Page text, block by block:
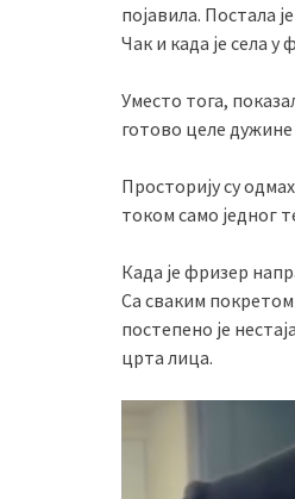
појавила. Постала
Чак и када је села
Уместо тога,
готово целе дужине
Просторију су
током само једног
Када је фризер
Са сваким покретом
постепено је
црта лица.